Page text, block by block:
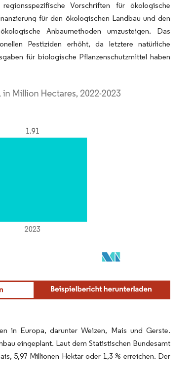
Vorschriften für ökologische
für den ökologischen Landbau und den
Anbaumethoden umzusteigen. Das
Pestiziden erhöht, da letztere natürliche
für biologische Pflanzenschutzmittel haben
in Europa, darunter Weizen, Mais und Gerste.
eingeplant. Laut dem Statistischen Bundesamt
5,97 Millionen Hektar oder 1,3 % erreichen. Der